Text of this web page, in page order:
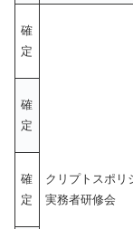
確
定
クリプトスポリ
実務者研修会
確
定
確
定